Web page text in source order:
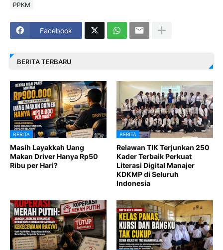
PPKM
Facebook
BERITA TERBARU
BERITA
Masih Layakkah Uang
Makan Driver Hanya Rp50
Ribu per Hari?
BERITA
Relawan TIK Terjunkan 250
Kader Terbaik Perkuat
Literasi Digital Manajer
KDKMP di Seluruh
Indonesia